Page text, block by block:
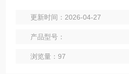
度、伪影、几何畸变等严苛质控需求。
更新时间：2026-04-27
产品型号：
浏览量：97